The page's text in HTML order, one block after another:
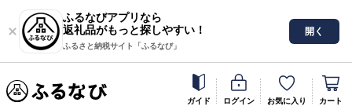
ふるなびアプリなら
返礼品がもっと探しやすい！
ふるさと納税サイト「ふるなび」
開く
ガイド ログイン お気に入り カート